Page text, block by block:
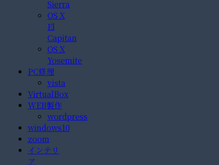
Sierra
OS X
El
Capitan
OS X
Yosemite
PC修理
vista
VirtualBox
WEB製作
wordpress
windows10
zoom
インテリ
ア